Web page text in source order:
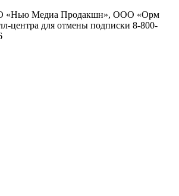
«Нью Медиа Продакшн», ООО «Орм
центра для отмены подписки 8-800-